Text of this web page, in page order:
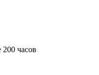
200 часов